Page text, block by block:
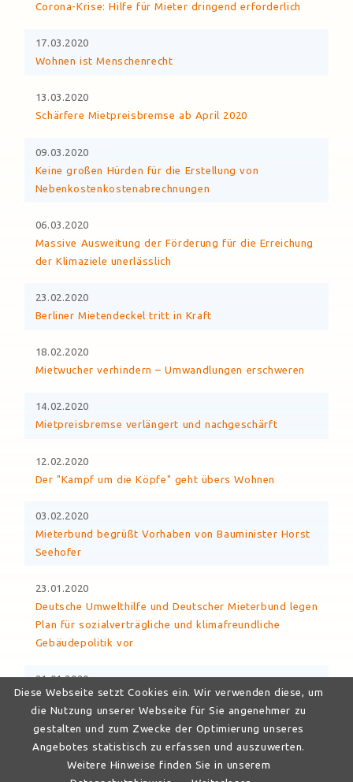
Corona-Krise: Hilfe für Mieter dringend erforderlich
17.03.2020
Wohnen ist Menschenrecht
13.03.2020
Schärfere Mietpreisbremse ab April 2020
09.03.2020
Keine großen Hürden für die Erstellung von
Nebenkostenkostenabrechnungen
06.03.2020
Massive Ausweitung der Förderung für die Erreichung
der Klimaziele unerlässlich
23.02.2020
Berliner Mietendeckel tritt in Kraft
18.02.2020
Mietwucher verhindern – Umwandlungen erschweren
14.02.2020
Mietpreisbremse verlängert und nachgeschärft
12.02.2020
Der "Kampf um die Köpfe" geht übers Wohnen
03.02.2020
Mieterbund begrüßt Vorhaben von Bauminister Horst
Seehofer
23.01.2020
Deutsche Umwelthilfe und Deutscher Mieterbund legen
Plan für sozialverträgliche und klimafreundliche
Gebäudepolitik vor
21.01.2020
Wohnungskrise 2020: Schnelle, umfassende und radikale
Lösungen notwendig
Diese Webseite setzt Cookies ein. Wir verwenden diese, um
die Nutzung unserer Webseite für Sie angenehmer zu
gestalten und zum Zwecke der Optimierung unseres
Angebotes statistisch zu erfassen und auszuwerten.
Weitere Hinweise finden Sie in unserem